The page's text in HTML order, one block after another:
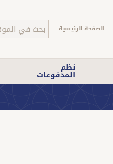
الصفحة الرئيسية
نظم
المدفوعات